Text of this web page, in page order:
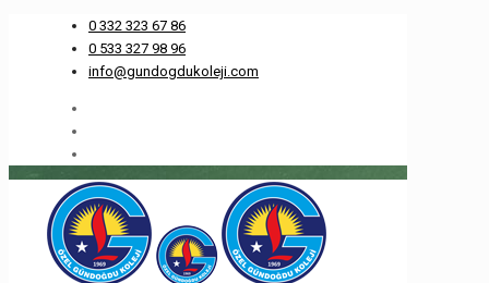
0 332 323 67 86
0 533 327 98 96
info@gundogdukoleji.com